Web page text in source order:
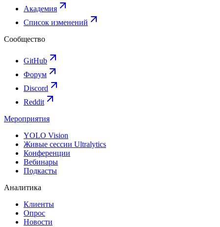
Академия
Список изменений
Сообщество
GitHub
Форум
Discord
Reddit
Мероприятия
YOLO Vision
Живые сессии Ultralytics
Конференции
Вебинары
Подкасты
Аналитика
Клиенты
Опрос
Новости